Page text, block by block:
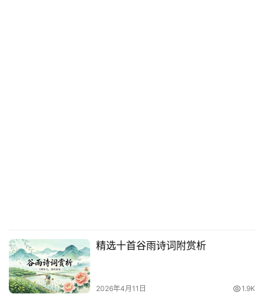
精选十首谷雨诗词附赏析
2026年4月11日 1.9K